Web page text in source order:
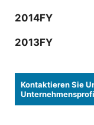
2014FY
2013FY
Kontaktieren Sie